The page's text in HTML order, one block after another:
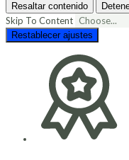
Resaltar contenido
Skip To Content
Restablecer ajustes